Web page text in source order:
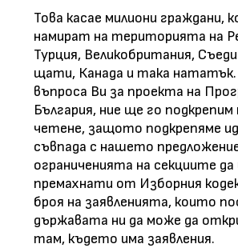
Това касае милиони граждани,
намират на територията на
Турция, Великобритания,
щати, Канада и така
въпроса Ви за проекта на
България, ние ще го подкрепим
четене, защото подкрепяме
съвпада с нашето
ограниченията на секциите
премахнати от Изборния
броя на заявленията, които
държавата ни да може да
там, където има заявления.